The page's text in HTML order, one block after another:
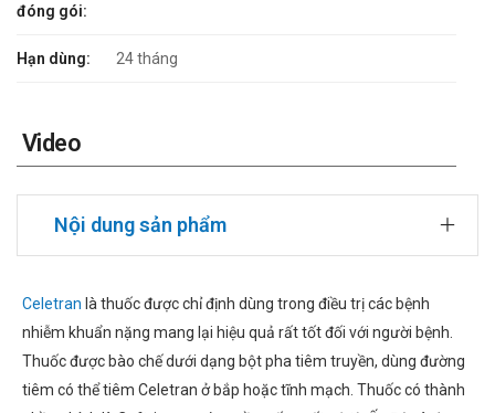
đóng gói:
Hạn dùng: 24 tháng
Video
Nội dung sản phẩm
Celetran là thuốc được chỉ định dùng trong điều trị các bệnh
nhiễm khuẩn nặng mang lại hiệu quả rất tốt đối với người bệnh.
Thuốc được bào chế dưới dạng bột pha tiêm truyền, dùng đường
tiêm có thể tiêm Celetran ở bắp hoặc tĩnh mạch. Thuốc có thành